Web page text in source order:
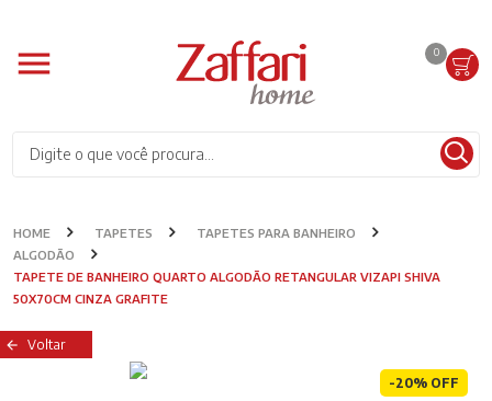
0
HOME TAPETES
TAPETES PARA BANHEIRO
ALGODÃO
TAPETE DE BANHEIRO QUARTO ALGODÃO RETANGULAR VIZAPI SHIVA
50X70CM CINZA GRAFITE
Voltar
-20% OFF